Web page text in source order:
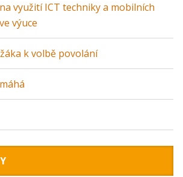
využití ICT techniky a mobilních
výuce
k volbě povolání